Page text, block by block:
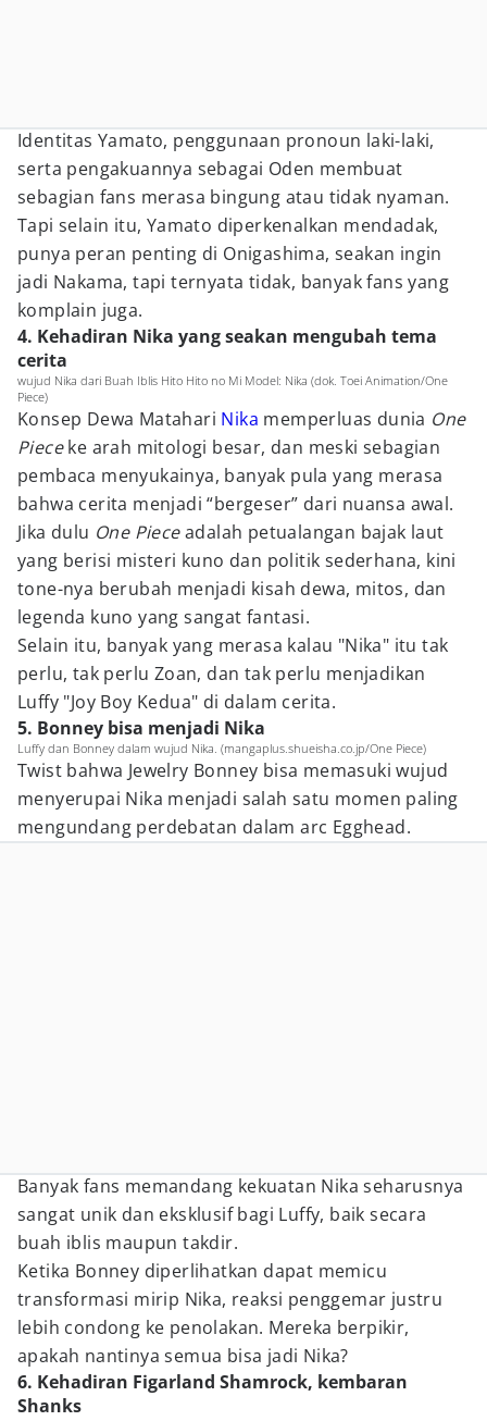
Identitas Yamato, penggunaan pronoun laki-laki,
serta pengakuannya sebagai Oden membuat
sebagian fans merasa bingung atau tidak nyaman.
Tapi selain itu, Yamato diperkenalkan mendadak,
punya peran penting di Onigashima, seakan ingin
jadi Nakama, tapi ternyata tidak, banyak fans yang
komplain juga.
4. Kehadiran Nika yang seakan mengubah tema
cerita
wujud Nika dari Buah Iblis Hito Hito no Mi Model: Nika (dok. Toei Animation/One
Piece)
Konsep Dewa Matahari Nika memperluas dunia One
Pieceke arah mitologi besar, dan meski sebagian
pembaca menyukainya, banyak pula yang merasa
bahwa cerita menjadi “bergeser” dari nuansa awal.
Jika dulu One Pieceadalah petualangan bajak laut
yang berisi misteri kuno dan politik sederhana, kini
tone-nya berubah menjadi kisah dewa, mitos, dan
legenda kuno yang sangat fantasi.
Selain itu, banyak yang merasa kalau "Nika" itu tak
perlu, tak perlu Zoan, dan tak perlu menjadikan
Luffy "Joy Boy Kedua" di dalam cerita.
5. Bonney bisa menjadi Nika
Luffy dan Bonney dalam wujud Nika. (mangaplus.shueisha.co.jp/One Piece)
Twist bahwa Jewelry Bonney bisa memasuki wujud
menyerupai Nika menjadi salah satu momen paling
mengundang perdebatan dalam arc Egghead.
Banyak fans memandang kekuatan Nika seharusnya
sangat unik dan eksklusif bagi Luffy, baik secara
buah iblis maupun takdir.
Ketika Bonney diperlihatkan dapat memicu
transformasi mirip Nika, reaksi penggemar justru
lebih condong ke penolakan. Mereka berpikir,
apakah nantinya semua bisa jadi Nika?
6. Kehadiran Figarland Shamrock, kembaran
Shanks